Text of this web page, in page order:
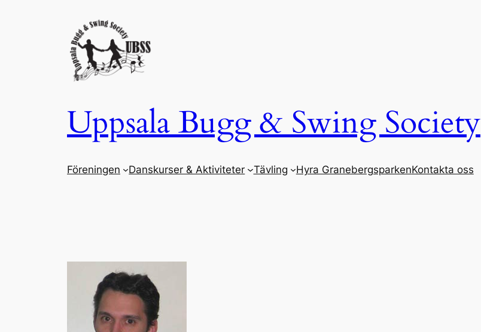
Uppsala Bugg & Swing Society
Föreningen Danskurser & Aktiviteter Tävling Hyra GranebergsparkenKontakta oss